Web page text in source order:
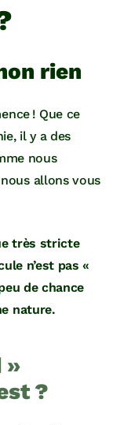
rien
! Que ce
il y a des
nous
allons vous
très stricte
n’est pas «
de chance
nature.
»
?